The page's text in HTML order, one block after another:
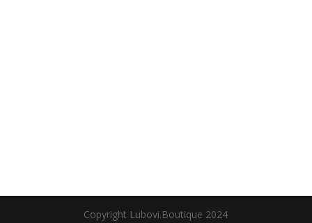
Copyright Lubovi.Boutique 2024